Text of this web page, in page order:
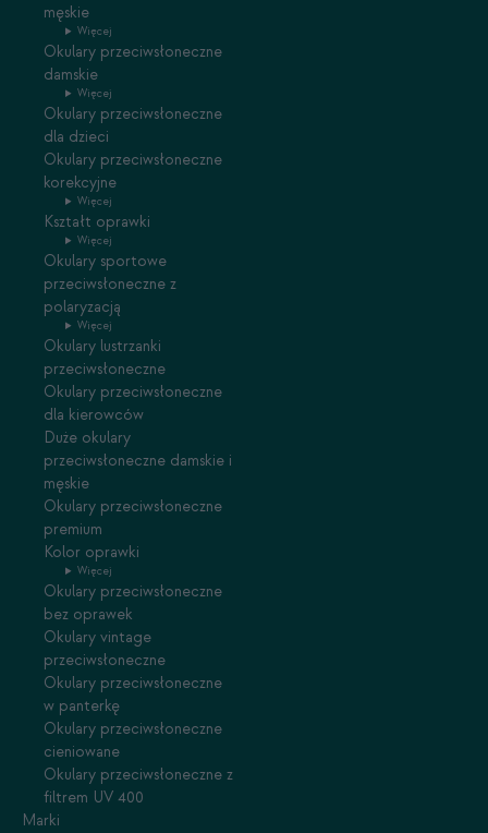
męskie
Więcej
Okulary przeciwsłoneczne
damskie
Więcej
Okulary przeciwsłoneczne
dla dzieci
Okulary przeciwsłoneczne
korekcyjne
Więcej
Kształt oprawki
Więcej
Okulary sportowe
przeciwsłoneczne z
polaryzacją
Więcej
Okulary lustrzanki
przeciwsłoneczne
Okulary przeciwsłoneczne
dla kierowców
Duże okulary
przeciwsłoneczne damskie i
męskie
Okulary przeciwsłoneczne
premium
Kolor oprawki
Więcej
Okulary przeciwsłoneczne
bez oprawek
Okulary vintage
przeciwsłoneczne
Okulary przeciwsłoneczne
w panterkę
Okulary przeciwsłoneczne
cieniowane
Okulary przeciwsłoneczne z
filtrem UV 400
Marki